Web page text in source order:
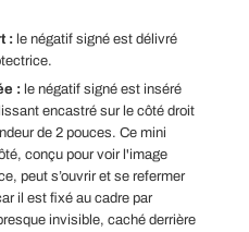
: le négatif signé est délivré
: le négatif signé est inséré
encastré sur le côté droit
de 2 pouces. Ce mini
conçu pour voir l'image
peut s’ouvrir et se refermer
il est fixé au cadre par
invisible, caché derrière